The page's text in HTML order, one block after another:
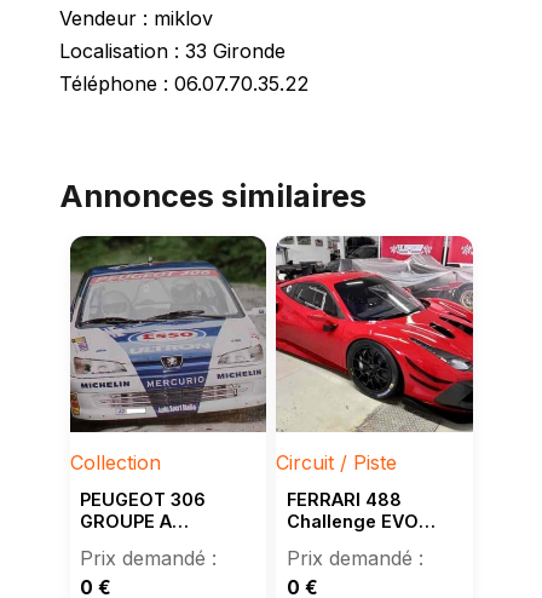
Vendeur : miklov
Localisation : 33 Gironde
Téléphone : 06.07.70.35.22
Annonces similaires
Collection
PEUGEOT 306
GROUPE A
XTRAc..
0 €
Circuit / Piste
FERRARI 488
Challenge EVO
0 €